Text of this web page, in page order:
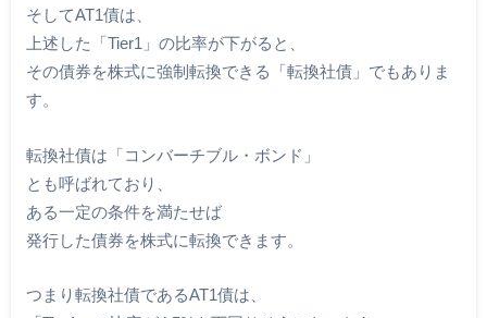
そしてAT1債は、
上述した「Tier1」の比率が下がると、
その債券を株式に強制転換できる「転換社債」でもありま
す。
転換社債は「コンバーチブル・ボンド」
とも呼ばれており、
ある一定の条件を満たせば
発行した債券を株式に転換できます。
つまり転換社債であるAT1債は、